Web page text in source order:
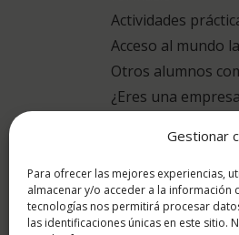
Gestionar
Para ofrecer las mejores experiencias,
almacenar y/o acceder a la información
tecnologías nos permitirá procesar
las identificaciones únicas en este sitio.
Actividades
Acceso al mundo
Otros alumnos
¿Eres una